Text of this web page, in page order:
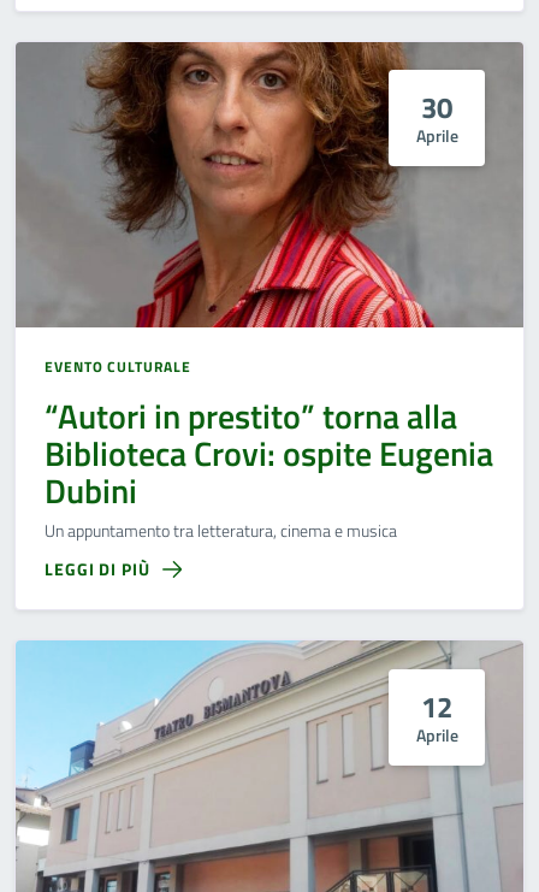
30
Aprile
EVENTO CULTURALE
“Autori in prestito” torna alla
Biblioteca Crovi: ospite Eugenia
Dubini
Un appuntamento tra letteratura, cinema e musica
LEGGI DI PIÙ
12
Aprile